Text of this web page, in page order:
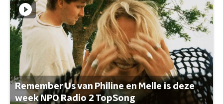
Remember Us van Philine en Melle is deze
week NPO Radio 2 TopSong